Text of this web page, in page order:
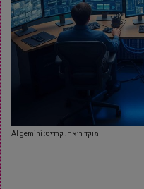
מוקד רואה. קרדיט: AI gemini